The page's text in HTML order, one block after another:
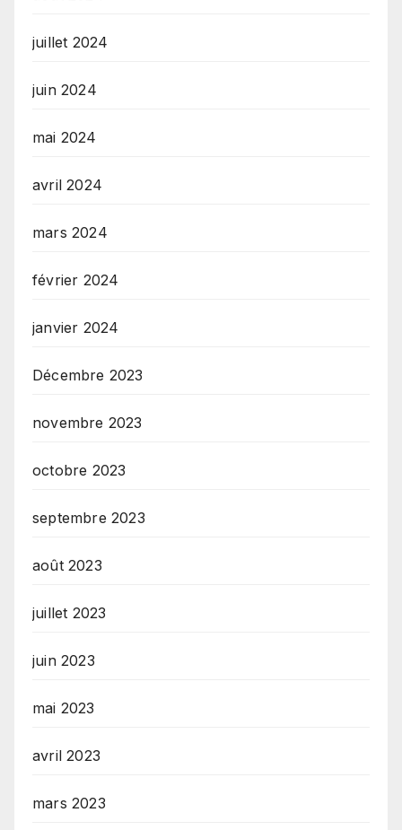
juillet 2024
juin 2024
mai 2024
avril 2024
mars 2024
février 2024
janvier 2024
Décembre 2023
novembre 2023
octobre 2023
septembre 2023
août 2023
juillet 2023
juin 2023
mai 2023
avril 2023
mars 2023